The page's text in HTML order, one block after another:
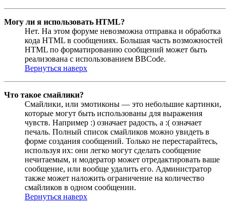
Могу ли я использовать HTML?
Нет. На этом форуме невозможна отправка и обработка
кода HTML в сообщениях. Большая часть возможностей
HTML по форматированию сообщений может быть
реализована с использованием BBCode.
Вернуться наверх
Что такое смайлики?
Смайлики, или эмотиконы — это небольшие картинки,
которые могут быть использованы для выражения
чувств. Например :) означает радость, а :( означает
печаль. Полный список смайликов можно увидеть в
форме создания сообщений. Только не перестарайтесь,
используя их: они легко могут сделать сообщение
нечитаемым, и модератор может отредактировать ваше
сообщение, или вообще удалить его. Администратор
также может наложить ограничение на количество
смайликов в одном сообщении.
Вернуться наверх